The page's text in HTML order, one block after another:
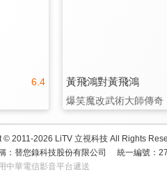
6.4 黃飛鴻對黃飛鴻
爆笑魔改武術大師傳奇
© 2011-2026 LiTV 立視科技 All Rights
：替您錄科技股份有限公司
統一編號：
中華電信影音平台遞送